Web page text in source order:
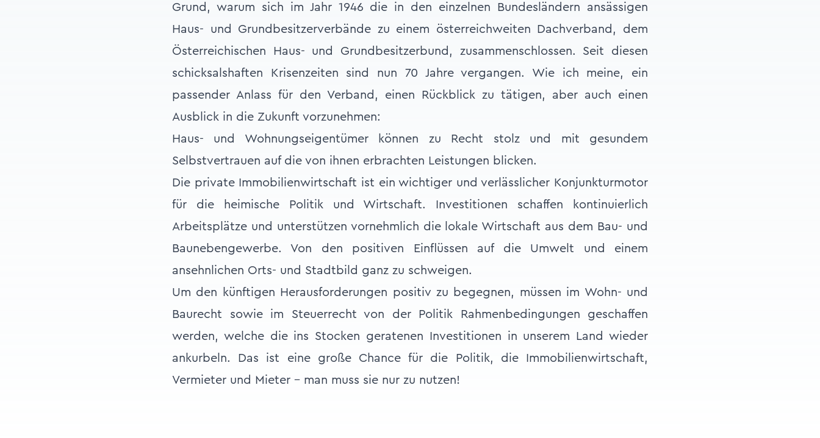
Grund, warum sich im Jahr 1946 die in den einzelnen Bundesländern ansässigen
Haus- und Grundbesitzerverbände zu einem österreichweiten Dachverband, dem
Österreichischen Haus- und Grundbesitzerbund, zusammenschlossen. Seit diesen
schicksalshaften Krisenzeiten sind nun 70 Jahre vergangen. Wie ich meine, ein
passender Anlass für den Verband, einen Rückblick zu tätigen, aber auch einen
Ausblick in die Zukunft vorzunehmen:
Haus- und Wohnungseigentümer können zu Recht stolz und mit gesundem
Selbstvertrauen auf die von ihnen erbrachten Leistungen blicken.
Die private Immobilienwirtschaft ist ein wichtiger und verlässlicher Konjunkturmotor
für die heimische Politik und Wirtschaft. Investitionen schaffen kontinuierlich
Arbeitsplätze und unterstützen vornehmlich die lokale Wirtschaft aus dem Bau- und
Baunebengewerbe. Von den positiven Einflüssen auf die Umwelt und einem
ansehnlichen Orts- und Stadtbild ganz zu schweigen.
Um den künftigen Herausforderungen positiv zu begegnen, müssen im Wohn- und
Baurecht sowie im Steuerrecht von der Politik Rahmenbedingungen geschaffen
werden, welche die ins Stocken geratenen Investitionen in unserem Land wieder
ankurbeln. Das ist eine große Chance für die Politik, die Immobilienwirtschaft,
Vermieter und Mieter – man muss sie nur zu nutzen!